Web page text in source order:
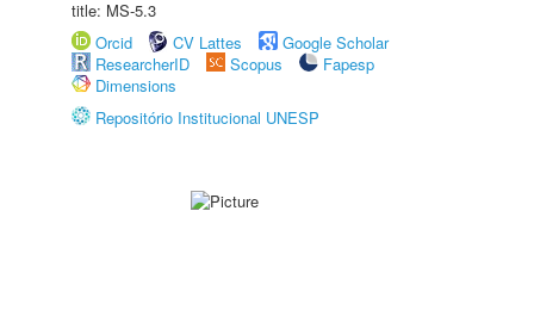
title: MS-5.3
Orcid
CV Lattes
Google Scholar
ResearcherID
Scopus
Fapesp
Dimensions
Repositório Institucional UNESP